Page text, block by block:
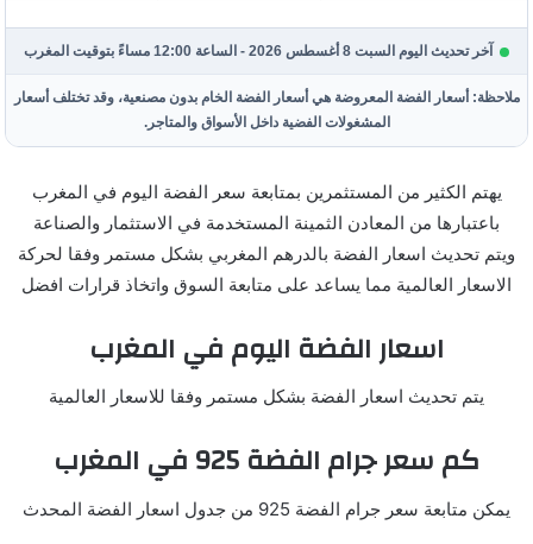
آخر تحديث اليوم السبت 8 أغسطس 2026 - الساعة 12:00 مساءً بتوقيت المغرب
ملاحظة: أسعار الفضة المعروضة هي أسعار الفضة الخام بدون مصنعية، وقد تختلف أسعار
المشغولات الفضية داخل الأسواق والمتاجر.
يهتم الكثير من المستثمرين بمتابعة سعر الفضة اليوم في المغرب
باعتبارها من المعادن الثمينة المستخدمة في الاستثمار والصناعة
ويتم تحديث اسعار الفضة بالدرهم المغربي بشكل مستمر وفقا لحركة
الاسعار العالمية مما يساعد على متابعة السوق واتخاذ قرارات افضل
اسعار الفضة اليوم في المغرب
يتم تحديث اسعار الفضة بشكل مستمر وفقا للاسعار العالمية
كم سعر جرام الفضة 925 في المغرب
يمكن متابعة سعر جرام الفضة 925 من جدول اسعار الفضة المحدث